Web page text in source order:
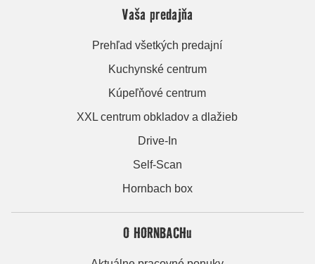
Vaša predajňa
Prehľad všetkých predajní
Kuchynské centrum
Kúpeľňové centrum
XXL centrum obkladov a dlažieb
Drive-In
Self-Scan
Hornbach box
O HORNBACHu